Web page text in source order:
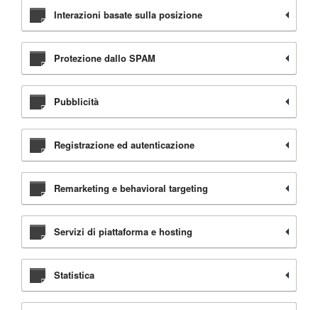
Interazioni basate sulla posizione
Protezione dallo SPAM
Pubblicità
Registrazione ed autenticazione
Remarketing e behavioral targeting
Servizi di piattaforma e hosting
Statistica